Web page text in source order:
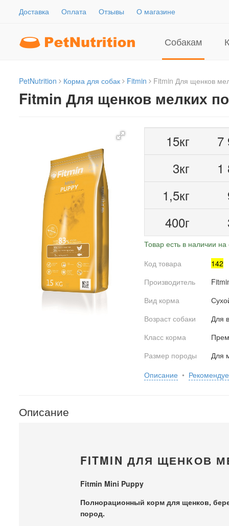
Доставка Оплата Отзывы О магазине
Собакам
PetNutrition Корма для собак Fitmin Fitmin Для щенков
Fitmin Для щенков мелких
15кг
7
3кг
1
1,5кг
400г
Товар есть в наличии на
Код товара
142
Производитель
Вид корма
Возраст собаки
Для
Класс корма
Размер породы
Для
Описание •
Описание
FITMIN ДЛЯ ЩЕНКОВ
Fitmin Mini Puppy
Полнорационный корм для щенков,
пород.